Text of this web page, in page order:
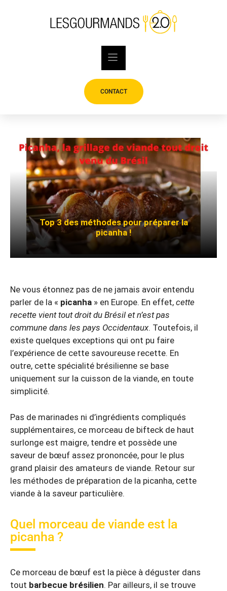
CONTACT
Top 3 des méthodes pour préparer la
picanha !
Ne vous étonnez pas de ne jamais avoir entendu
parler de la « picanha » en Europe. En effet, cette
recette vient tout droit du Brésil et n’est pas
commune dans les pays Occidentaux. Toutefois, il
existe quelques exceptions qui ont pu faire
l’expérience de cette savoureuse recette. En
outre, cette spécialité brésilienne se base
uniquement sur la cuisson de la viande, en toute
simplicité.
Pas de marinades ni d’ingrédients compliqués
supplémentaires, ce morceau de bifteck de haut
surlonge est maigre, tendre et possède une
saveur de bœuf assez prononcée, pour le plus
grand plaisir des amateurs de viande. Retour sur
les méthodes de préparation de la picanha, cette
viande à la saveur particulière.
Quel morceau de viande est la
picanha ?
Ce morceau de bœuf est la pièce à déguster dans
tout barbecue brésilien. Par ailleurs, il se trouve